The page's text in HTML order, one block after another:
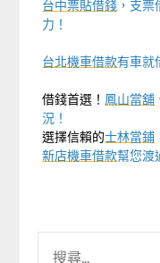
台中票貼借錢 ，支
力！
台北機車借款有車就
借錢首選！ 鳳山當舖
況！
選擇信賴的士林當鋪
新店機車借款幫您渡